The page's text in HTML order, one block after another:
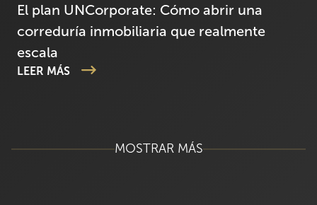
El plan UNCorporate: Cómo abrir una
correduría inmobiliaria que realmente
escala
LEER MÁS
MOSTRAR MÁS